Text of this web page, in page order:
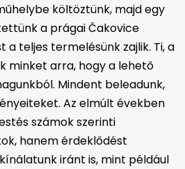
költöztünk, majd egy
a prágai Čakovice
a teljes termelésünk zajlik. Ti, a
minket arra, hogy a lehető
Mindent beleadunk,
Az elmúlt években
számok szerinti
hanem érdeklődést
iránt is, mint például